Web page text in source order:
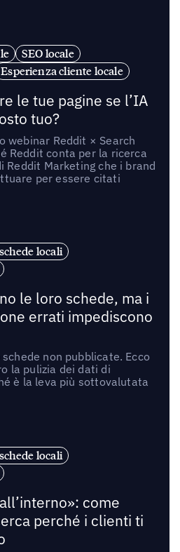
SEO locale
Esperienza cliente locale
le tue pagine se l’IA
tuo?
webinar Reddit × Search
Reddit conta per la ricerca
Reddit Marketing che i brand
per essere citati
locali
le loro schede, ma i
errati impediscono
non pubblicate. Ecco
la pulizia dei dati di
è la leva più sottovalutata
locali
come
perché i clienti ti